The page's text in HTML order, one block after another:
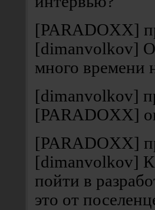
[PARADOXX]
[dimanvolkov]
много времени
[dimanvolkov]
[PARADOXX]
[PARADOXX]
[dimanvolkov]
пойти в
это от